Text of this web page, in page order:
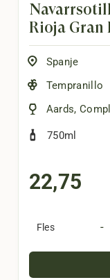
Rioja Gran
Spanje
Tempranillo
Aards,
750ml
22,75
Fles -